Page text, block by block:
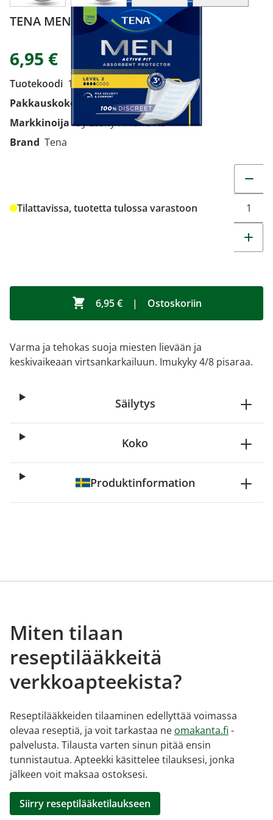
TENA MEN LEVEL 2 10 KPL
6,95 €
Tuotekoodi 1919653
Pakkauskoko
10 KPL
Markkinoija Oy Essity Finland Ab
Brand Tena
Tilattavissa, tuotetta tulossa varastoon
6,95 € | Ostoskoriin
Varma ja tehokas suoja miesten lievään ja
keskivaikeaan virtsankarkailuun. Imukyky 4/8 pisaraa.
Säilytys
Koko
Produktinformation
Miten tilaan
reseptilääkkeitä
verkkoapteekista?
Reseptilääkkeiden tilaaminen edellyttää voimassa
olevaa reseptiä, ja voit tarkastaa ne omakanta.fi -
palvelusta. Tilausta varten sinun pitää ensin
tunnistautua. Apteekki käsittelee tilauksesi, jonka
jälkeen voit maksaa ostoksesi.
Siirry reseptilääketilaukseen